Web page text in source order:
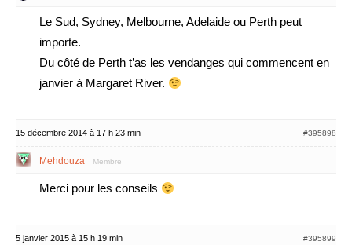
Le Sud, Sydney, Melbourne, Adelaide ou Perth peut
importe.
Du côté de Perth t’as les vendanges qui commencent en
janvier à Margaret River.
15 décembre 2014 à 17 h 23 min #395898
Mehdouza Membre
Merci pour les conseils
5 janvier 2015 à 15 h 19 min #395899